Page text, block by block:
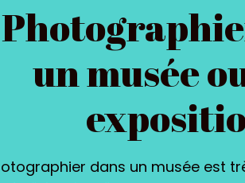
un musée
dans un musée est